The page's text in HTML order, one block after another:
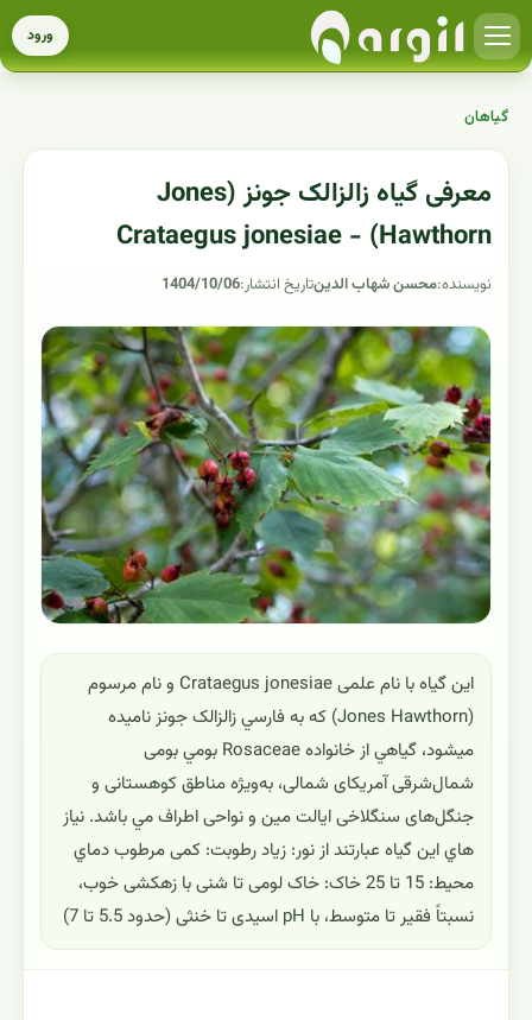
ورود
گیاهان
معرفی گیاه زالزالک جونز (Jones
Hawthorn) - Crataegus jonesiae
نویسنده:محسن شهاب الدینتاریخ انتشار:1404/10/06
این گیاه با نام علمی Crataegus jonesiae و نام مرسوم
(Jones Hawthorn) که به فارسي زالزالک جونز ناميده
ميشود، گياهي از خانواده Rosaceae بومي بومی
شمال‌شرقی آمریکای شمالی، به‌ویژه مناطق کوهستانی و
جنگل‌های سنگلاخی ایالت مین و نواحی اطراف مي باشد. نياز
هاي اين گياه عبارتند از نور: زیاد رطوبت: کمی مرطوب دماي
محيط: 15 تا 25 خاک: خاک لومی تا شنی با زهکشی خوب،
نسبتاً فقیر تا متوسط، با pH اسیدی تا خنثی (حدود 5.5 تا 7)